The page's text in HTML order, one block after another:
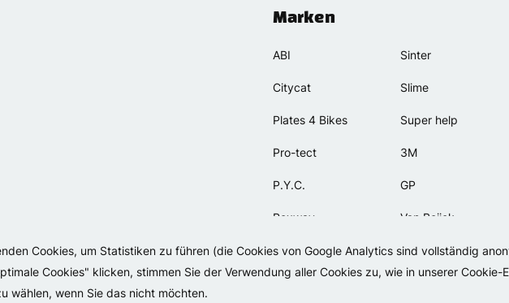
Cookies, um Statistiken zu führen (die Cookies von Google Analytics sind vollständig
Cookies" klicken, stimmen Sie der Verwendung aller Cookies zu, wie in unserer Cookie-
wählen, wenn Sie das nicht möchten.
Marken
ABI
Citycat
Plates 4 Bikes
Pro-tect
P.Y.C.
Rexway
Selle Orient
Simpla
Sinter
Slime
Super help
3M
GP
Van Beijck
Bellelli